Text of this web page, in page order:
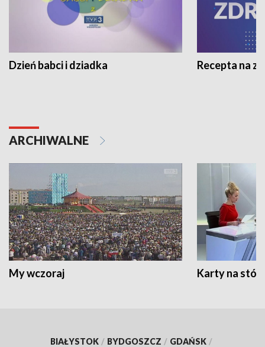
Dzień babci i dziadka Recepta na
ARCHIWALNE
My wczoraj Karty na
BIAŁYSTOK / BYDGOSZCZ / GDAŃSK /